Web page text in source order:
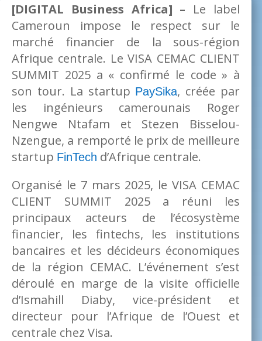
[DIGITAL Business Africa] – Le label
Cameroun impose le respect sur le
marché financier de la sous-région
Afrique centrale. Le VISA CEMAC CLIENT
SUMMIT 2025 a « confirmé le code » à
son tour. La startup PaySika, créée par
les ingénieurs camerounais Roger
Nengwe Ntafam et Stezen Bisselou-
Nzengue, a remporté le prix de meilleure
startup FinTech d’Afrique centrale.
Organisé le 7 mars 2025, le VISA CEMAC
CLIENT SUMMIT 2025 a réuni les
principaux acteurs de l’écosystème
financier, les fintechs, les institutions
bancaires et les décideurs économiques
de la région CEMAC. L’événement s’est
déroulé en marge de la visite officielle
d’Ismahill Diaby, vice-président et
directeur pour l’Afrique de l’Ouest et
centrale chez Visa.